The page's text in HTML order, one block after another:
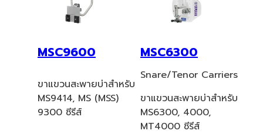
MSC9600
ขาแขวนสะพายบ่าสำหรับ
MS9414, MS (MSS)
9300 ซีรีส์
MSC6300
Snare/Tenor Carriers
ขาแขวนสะพายบ่าสำหรับ
MS6300, 4000,
MT4000 ซีรีส์